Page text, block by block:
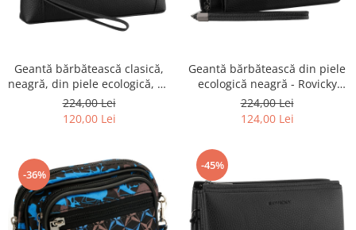
Geantă bărbătească clasică,
neagră, din piele ecologică, cu
fermoar - Rovicky PTR-R-SDR-
01-1631 BLACK
224,00 Lei
120,00 Lei
Geantă bărbătească din piele
ecologică neagră - Rovicky
PTR-R-SDR-04-1662 BLACK
224,00 Lei
124,00 Lei
-36%
-45%